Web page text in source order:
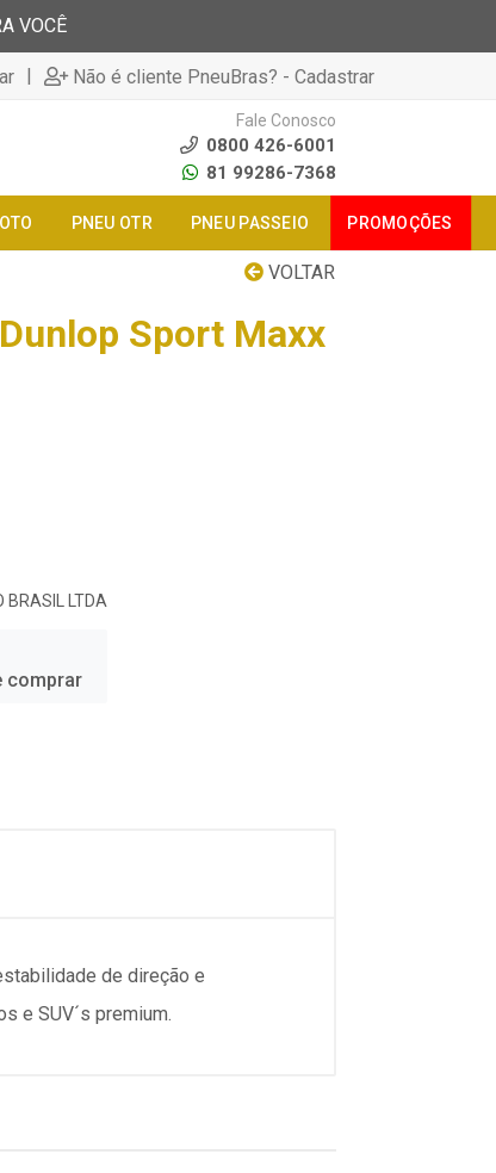
VOCÊ
| Não é cliente PneuBras? - Cadastrar
Fale Conosco
0800 426-6001
81 99286-7368
PNEU OTR PNEU PASSEIO PROMOÇÕES
VOLTAR
Sport Maxx
BRASIL LTDA
comprar
de direção e
e SUV´s premium.